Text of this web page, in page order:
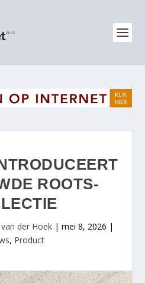
ROOTS-
der Hoek| mei 8, 2026 |
, Product